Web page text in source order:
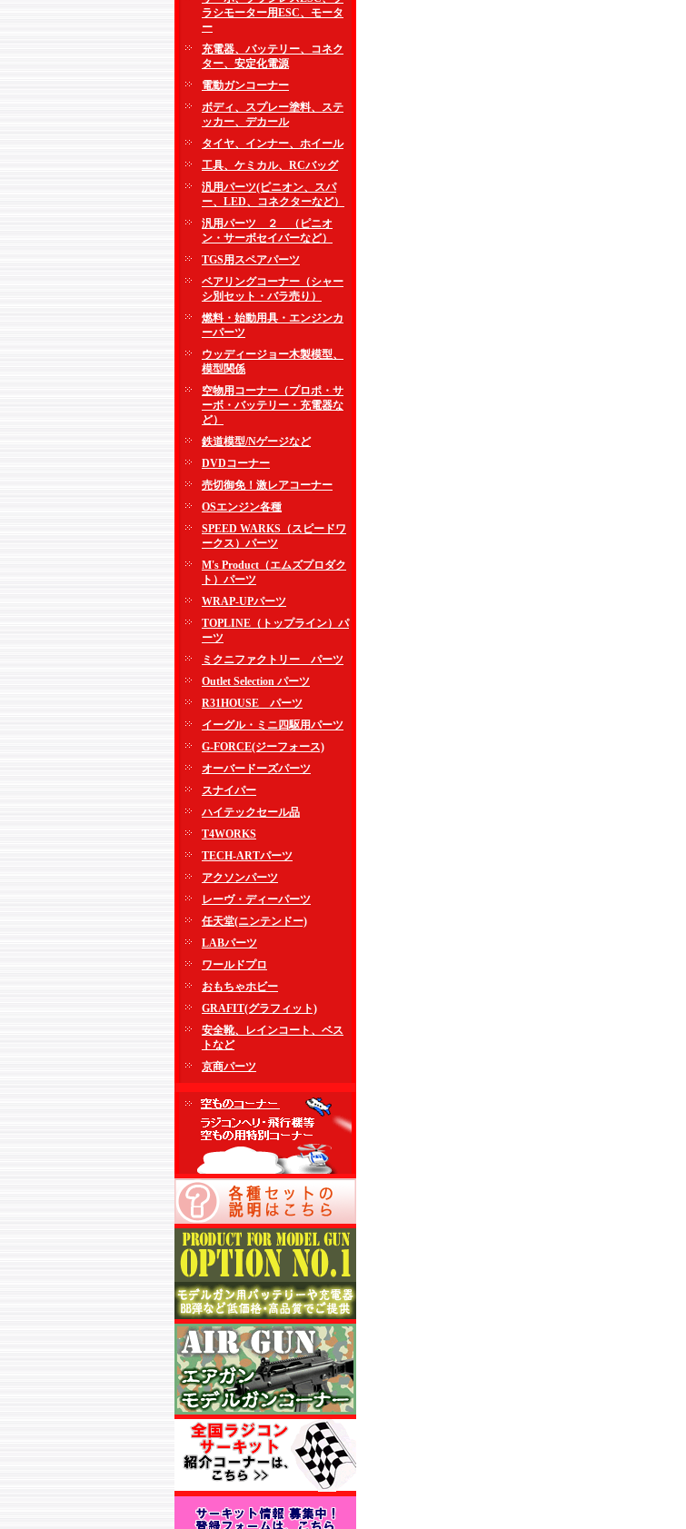
ラシモーター用ESC、モータ
ー
充電器、バッテリー、コネク
ター、安定化電源
電動ガンコーナー
ボディ、スプレー塗料、ステ
ッカー、デカール
タイヤ、インナー、ホイール
工具、ケミカル、RCバッグ
汎用パーツ(ピニオン、スパ
ー、LED、コネクターなど）
汎用パーツ ２ （ピニオ
ン・サーボセイバーなど）
TGS用スペアパーツ
ベアリングコーナー（シャー
シ別セット・バラ売り）
燃料・始動用具・エンジンカ
ーパーツ
ウッディージョー木製模型、
模型関係
空物用コーナー（プロポ・サ
ーボ・バッテリー・充電器な
ど）
鉄道模型/Nゲージなど
DVDコーナー
売切御免！激レアコーナー
OSエンジン各種
SPEED WARKS（スピードワ
ークス）パーツ
M's Product（エムズプロダク
ト）パーツ
WRAP-UPパーツ
TOPLINE（トップライン）パ
ーツ
ミクニファクトリー パーツ
Outlet Selection パーツ
R31HOUSE パーツ
イーグル・ミニ四駆用パーツ
G-FORCE(ジーフォース)
オーバードーズパーツ
スナイパー
ハイテックセール品
T4WORKS
TECH-ARTパーツ
アクソンパーツ
レーヴ・ディーパーツ
任天堂(ニンテンドー)
LABパーツ
ワールドプロ
おもちゃホビー
GRAFIT(グラフィット)
安全靴、レインコート、ベス
トなど
京商パーツ